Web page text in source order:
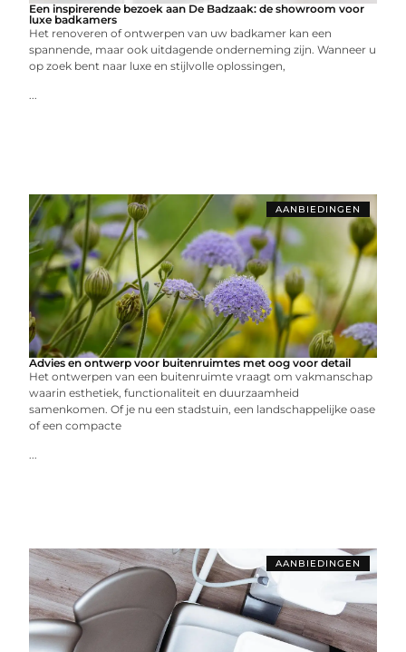
Een inspirerende bezoek aan De Badzaak: de showroom voor
luxe badkamers
Het renoveren of ontwerpen van uw badkamer kan een
spannende, maar ook uitdagende onderneming zijn. Wanneer u
op zoek bent naar luxe en stijlvolle oplossingen,
...
AANBIEDINGEN
Advies en ontwerp voor buitenruimtes met oog voor detail
Het ontwerpen van een buitenruimte vraagt om vakmanschap
waarin esthetiek, functionaliteit en duurzaamheid
samenkomen. Of je nu een stadstuin, een landschappelijke oase
of een compacte
...
AANBIEDINGEN